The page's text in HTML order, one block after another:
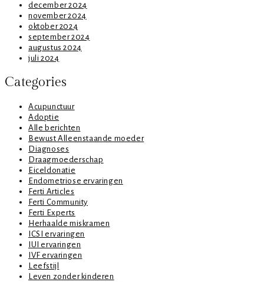
december 2024
november 2024
oktober 2024
september 2024
augustus 2024
juli 2024
Categories
Acupunctuur
Adoptie
Alle berichten
Bewust Alleenstaande moeder
Diagnoses
Draagmoederschap
Eiceldonatie
Endometriose ervaringen
Ferti Articles
Ferti Community
Ferti Experts
Herhaalde miskramen
ICSI ervaringen
IUI ervaringen
IVF ervaringen
Leefstijl
Leven zonder kinderen